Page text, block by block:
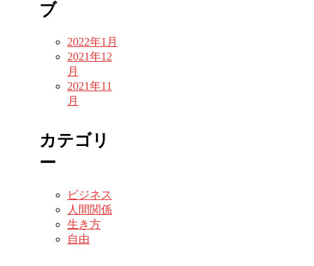
ブ
2022年1月
2021年12
月
2021年11
月
カテゴリ
ー
ビジネス
人間関係
生き方
自由